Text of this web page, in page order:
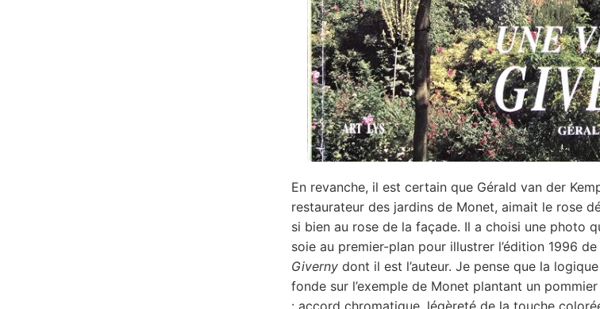
En revanche, il est certain que Gérald van der
restaurateur des jardins de Monet, aimait le rose
si bien au rose de la façade. Il a choisi une photo
soie au premier-plan pour illustrer l’édition 1996 de
Giverny dont il est l’auteur. Je pense que la
fonde sur l’exemple de Monet plantant un
: accord chromatique, légèreté de la touche